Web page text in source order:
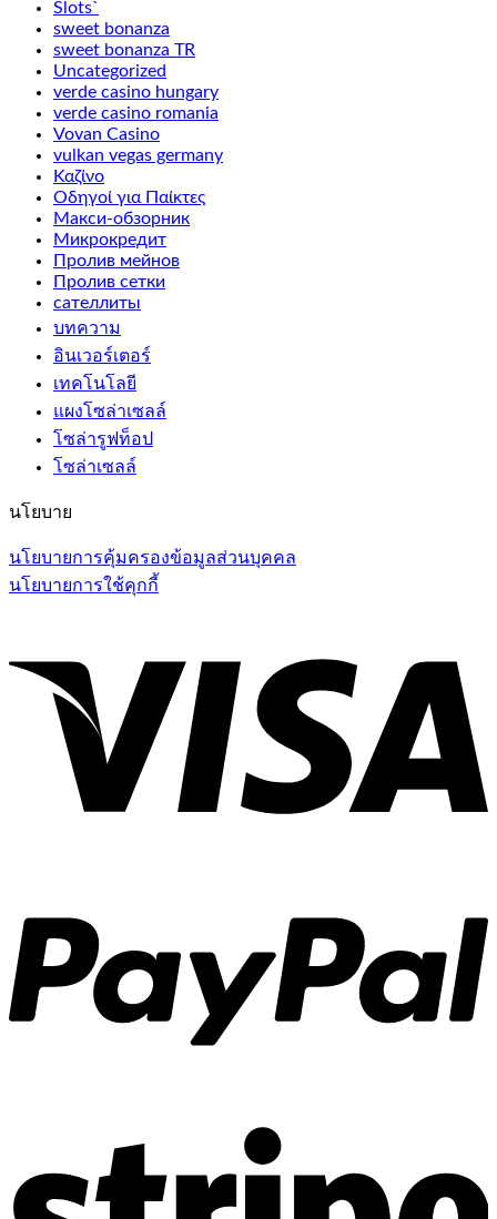
Slots`
sweet bonanza
sweet bonanza TR
Uncategorized
verde casino hungary
verde casino romania
Vovan Casino
vulkan vegas germany
Καζίνο
Οδηγοί για Παίκτες
Макси-обзорник
Микрокредит
Пролив мейнов
Пролив сетки
сателлиты
บทความ
อินเวอร์เตอร์
เทคโนโลยี
แผงโซล่าเซลล์
โซล่ารูฟท็อป
โซล่าเซลล์
นโยบาย
นโยบายการคุ้มครองข้อมูลส่วนบุคคล
นโยบายการใช้คุกกี้